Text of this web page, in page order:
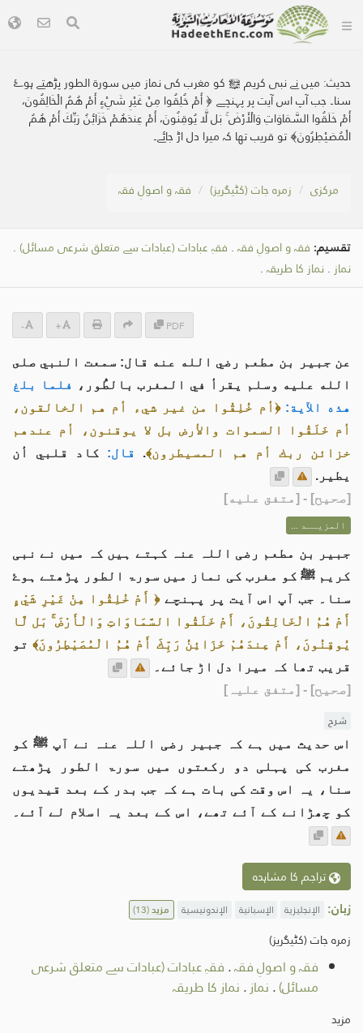
حدیث: میں نے نبی کریم ﷺ کو مغرب کی نماز میں سورۃ الطور پڑھتے ہوۓ
سنا۔ جب آپ اس آیت پر پہنچے ﴿ أَمْ خُلِقُوا مِنْ غَيْرِ شَيْءٍ أَمْ هُمُ الْخَالِقُونَ،
أَمْ خَلَقُوا السَّمَاوَاتِ وَالْأَرْضَ ۚ بَل لَّا يُوقِنُونَ، أَمْ عِندَهُمْ خَزَائِنُ رَبِّكَ أَمْ هُمُ
الْمُصَيْطِرُونَ﴾ تو قریب تھا کہ میرا دل اڑ جائے۔
مرکزی زمرہ جات (کٹیگریز) فقہ و اصولِ فقہ
تقسیم: فقہ و اصولِ فقہ . فقہِ عبادات (عبادات سے متعلق شرعی مسائل) .
نماز . نماز کا طریقہ .
PDF
+
-
عن جبير بن مطعم رضي الله عنه قال: سمعت النبي صلى
الله عليه وسلم يقرأ في المغرب بالطُّور،
فلما بلغ
هذه الآية: ﴿أم خُلِقُوا من غير شيء أم هم الخالقون،
أم خَلَقُوا السموات والأرض بل لا يوقنون، أم عندهم
خزائن ربك أم هم المسيطرون﴾. قال: كاد قلبي أن
يطير.
[صحيح] - [متفق عليه]
المزيــد ...
جبیر بن مطعم رضی اللہ عنہ کہتے ہیں کہ میں نے نبی
کریم ﷺ کو مغرب کی نماز میں سورۃ الطور پڑھتے ہوۓ
سنا۔ جب آپ اس آیت پر پہنچے﴿ أَمْ خُلِقُوا مِنْ غَيْرِ شَيْءٍ
أَمْ هُمُ الْخَالِقُونَ، أَمْ خَلَقُوا السَّمَاوَاتِ وَالْأَرْضَ ۚ بَل لَّا
يُوقِنُونَ، أَمْ عِندَهُمْ خَزَائِنُ رَبِّكَ أَمْ هُمُ الْمُصَيْطِرُونَ﴾تو
قریب تھا کہ میرا دل اڑ جائے۔
[صحیح] - [متفق علیہ]
شرح
اس حدیث میں ہے کہ جبیر رضی اللہ عنہ نے آپ ﷺ کو
مغرب کی پہلی دو رکعتوں میں سورۃ الطور پڑھتے
سنا، یہ اس وقت کی بات ہے کہ جب بدر کے بعد قیدیوں
کو چھڑانے کے آئے تھے، اس کے بعد یہ اسلام لے آئے۔
تراجم کا مشاہدہ
زبان: الإنجليزية الإسبانية الإندونيسية مزید(13)
زمرہ جات (کٹیگریز)
فقہ و اصولِ فقہ. فقہِ عبادات (عبادات سے متعلق شرعی
مسائل). نماز . نماز کا طریقہ
مزید